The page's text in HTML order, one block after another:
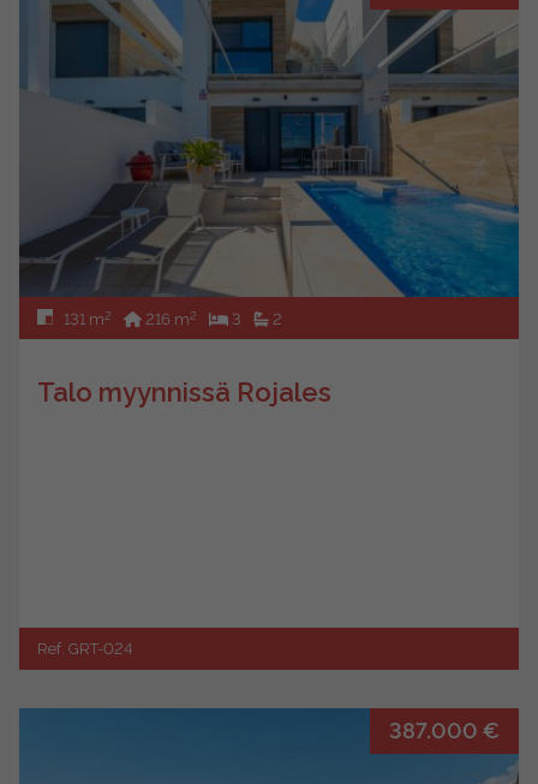
131 m2 216 m2 3 2
Talo myynnissä Rojales
Ref. GRT-024
387.000 €